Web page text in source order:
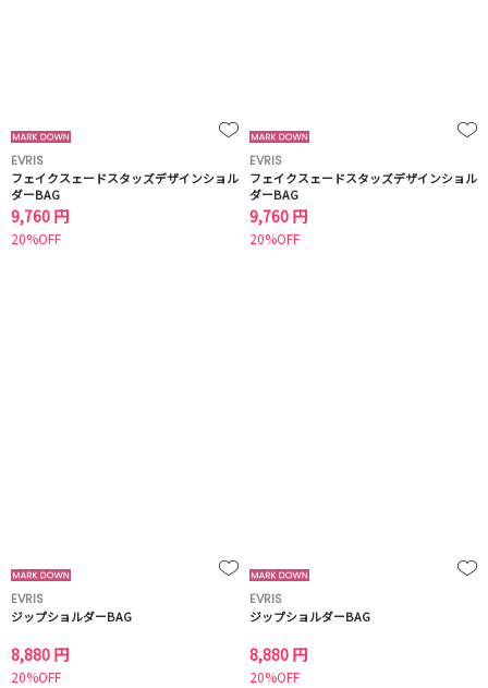
EVRIS
フェイクスェードスタッズデザインショル
ダーBAG
9,760 円
20%OFF
EVRIS
フェイクスェードスタッズデザインショル
ダーBAG
9,760 円
20%OFF
EVRIS
ジップショルダーBAG
8,880 円
20%OFF
EVRIS
ジップショルダーBAG
8,880 円
20%OFF